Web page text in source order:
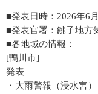
■発表日時：2026年6
■発表官署：銚子地方
■各地域の情報：
[鴨川市]
発表
・大雨警報（浸水害）